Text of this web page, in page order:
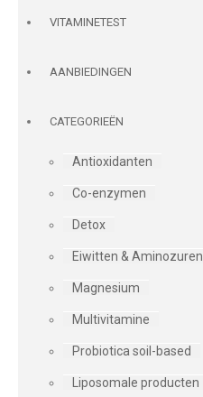
VITAMINETEST
AANBIEDINGEN
CATEGORIEËN
Antioxidanten
Co-enzymen
Detox
Eiwitten & Aminozuren
Magnesium
Multivitamine
Probiotica soil-based
Liposomale producten